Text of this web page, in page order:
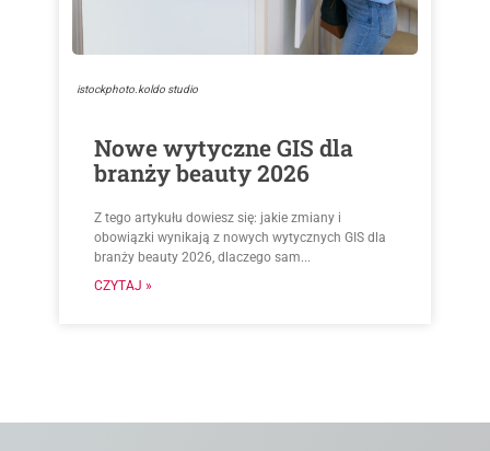
istockphoto.koldo studio
Nowe wytyczne GIS dla
branży beauty 2026
Z tego artykułu dowiesz się: jakie zmiany i
obowiązki wynikają z nowych wytycznych GIS dla
branży beauty 2026, dlaczego sam...
CZYTAJ »